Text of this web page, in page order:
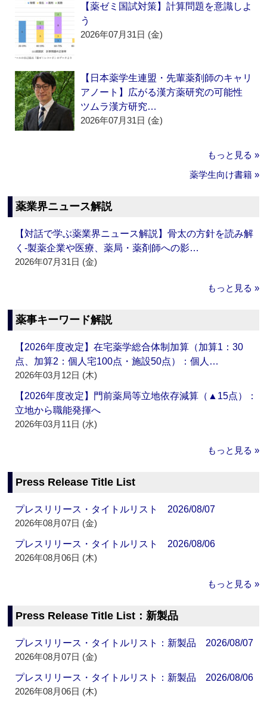
【薬ゼミ国試対策】計算問題を意識しよ
う
2026年07月31日 (金)
【日本薬学生連盟・先輩薬剤師のキャリ
アノート】広がる漢方薬研究の可能性
ツムラ漢方研究…
2026年07月31日 (金)
もっと見る »
薬学生向け書籍 »
薬業界ニュース解説
【対話で学ぶ薬業界ニュース解説】骨太の方針を読み解
く‐製薬企業や医療、薬局・薬剤師への影…
2026年07月31日 (金)
もっと見る »
薬事キーワード解説
【2026年度改定】在宅薬学総合体制加算（加算1：30
点、加算2：個人宅100点・施設50点）：個人…
2026年03月12日 (木)
【2026年度改定】門前薬局等立地依存減算（▲15点）：
立地から職能発揮へ
2026年03月11日 (水)
もっと見る »
Press Release Title List
プレスリリース・タイトルリスト 2026/08/07
2026年08月07日 (金)
プレスリリース・タイトルリスト 2026/08/06
2026年08月06日 (木)
もっと見る »
Press Release Title List：新製品
プレスリリース・タイトルリスト：新製品 2026/08/07
2026年08月07日 (金)
プレスリリース・タイトルリスト：新製品 2026/08/06
2026年08月06日 (木)